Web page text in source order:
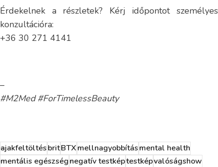
Érdekelnek a részletek? Kérj időpontot személyes
konzultációra:
+36 30 271 4141
–
#M2Med #ForTimelessBeauty
ajakfeltöltésbritBTXmellnagyobbításmental health
mentális egészségnegatív testképtestképvalóságshow